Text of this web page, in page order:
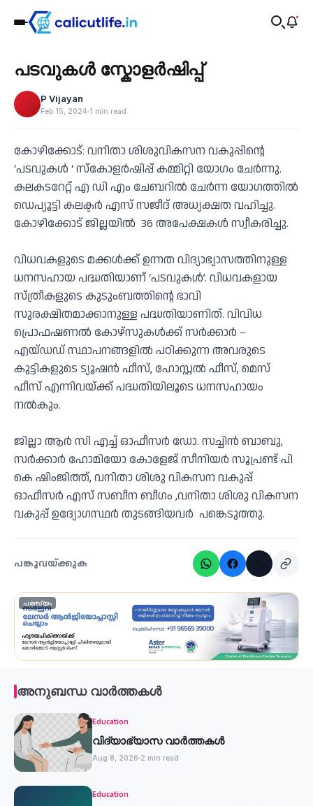
‹
Education
പടവുകൾ സ്കോളർഷിപ്പ്
P Vijayan
Feb 15, 2024 1 min read
കോഴിക്കോട്: വനിതാ ശിശുവികസന വകുപ്പിൻ്റെ
‘പടവുകൾ ‘ സ്കോളർഷിപ്പ് കമ്മിറ്റി യോഗം ചേർന്നു.
കലകടറേറ്റ് എ ഡി എം ചേബറിൽ ചേർന്ന യോഗത്തിൽ
ഡെപ്യൂട്ടി കലക്ടർ എസ് സജീദ് അധ്യക്ഷത വഹിച്ചു.
കോഴിക്കോട് ജില്ലയിൽ 36 അപേക്ഷകൾ സ്വീകരിച്ചു.
വിധവകളുടെ മക്കൾക്ക് ഉന്നത വിദ്യാഭ്യാസത്തിനുള്ള
ധനസഹായ പദ്ധതിയാണ് ‘പടവുകൾ’. വിധവകളായ
സ്ത്രീകളുടെ കുടുംബത്തിൻ്റെ ഭാവി
സുരക്ഷിതമാക്കാനുള്ള പദ്ധതിയാണിത്. വിവിധ
പ്രൊഫഷണൽ കോഴ്സുകൾക്ക് സർക്കാർ –
എയ്‌ഡഡ് സ്ഥാപനങ്ങളിൽ പഠിക്കുന്ന അവരുടെ
കുട്ടികളുടെ ട്യൂഷൻ ഫീസ്, ഹോസ്റ്റൽ ഫീസ്, മെസ്
ഫീസ് എന്നിവയ്ക്ക് പദ്ധതിയിലൂടെ ധനസഹായം
നൽകും.
ജില്ലാ ആർ സി എച്ച് ഓഫീസർ ഡോ. സച്ചിൻ ബാബു,
സർക്കാർ ഹോമിയോ കോളേജ് സീനിയർ സൂപ്രണ്ട് പി
കെ ഷിംജിത്ത്, വനിതാ ശിശു വികസന വകുപ്പ്
ഓഫീസർ എസ് സബീന ബീഗം ,വനിതാ ശിശു വികസന
വകുപ്പ് ഉദ്യോഗസ്ഥർ തുടങ്ങിയവർ പങ്കെടുത്തു.
പങ്കുവയ്ക്കുക
പരസ്യം
അനുബന്ധ വാർത്തകൾ
Education
വിദ്യാഭ്യാസ വാർത്തകൾ
Aug 8, 2026 2 min read
Education